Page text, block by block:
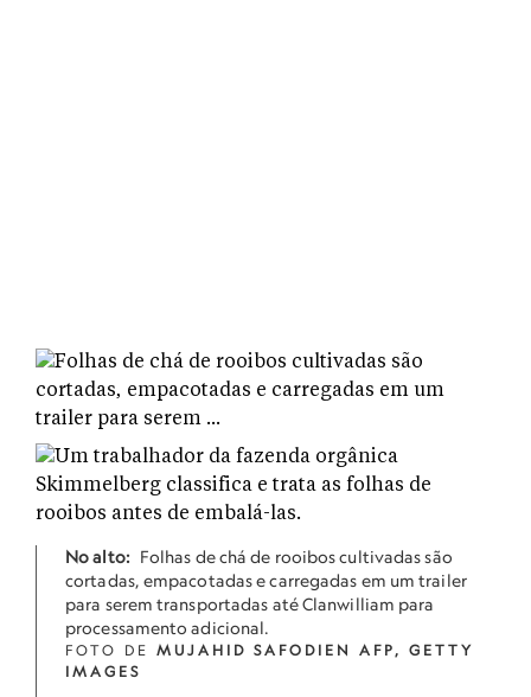
No alto: Folhas de chá de rooibos cultivadas são
cortadas, empacotadas e carregadas em um trailer
para serem transportadas até Clanwilliam para
processamento adicional.
FOTO DE MUJAHID SAFODIEN AFP, GETTY
IMAGES